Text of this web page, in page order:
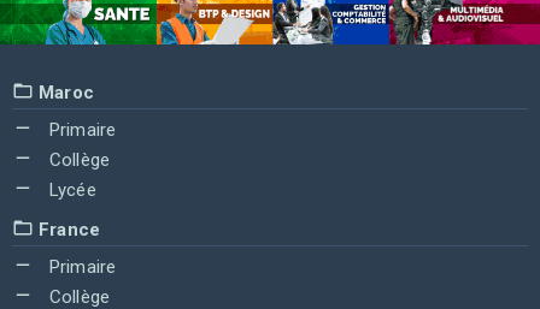
Maroc
Primaire
Collège
Lycée
France
Primaire
Collège